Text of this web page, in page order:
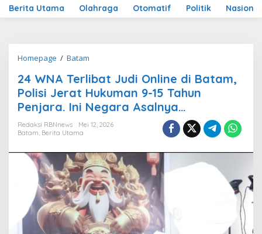
t
Berita Utama Olahraga Otomatif Politik Nasional
Homepage / Batam
W
N
A
T
e
i
b
a
t
J
u
d
i
24 WNA Terlibat Judi Online di Batam,
Polisi Jerat Hukuman 9-15 Tahun
Penjara. Ini Negara Asalnya…
Redaksi RBNnews
Mei 12, 2026
Batam, Berita Utama